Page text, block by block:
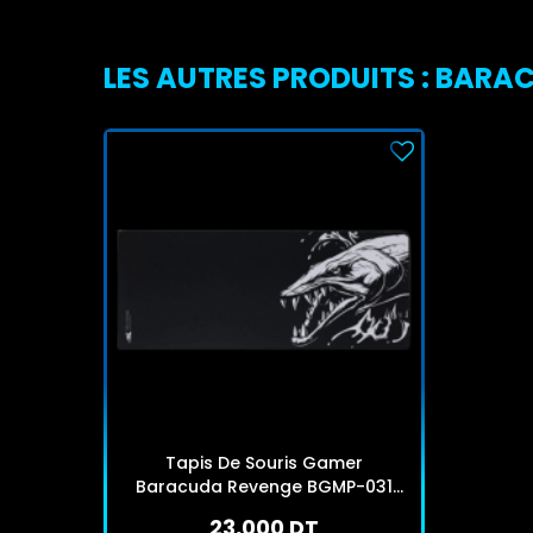
LES AUTRES PRODUITS :
Tapis De Souris Gamer
Baracuda Revenge BGMP-031